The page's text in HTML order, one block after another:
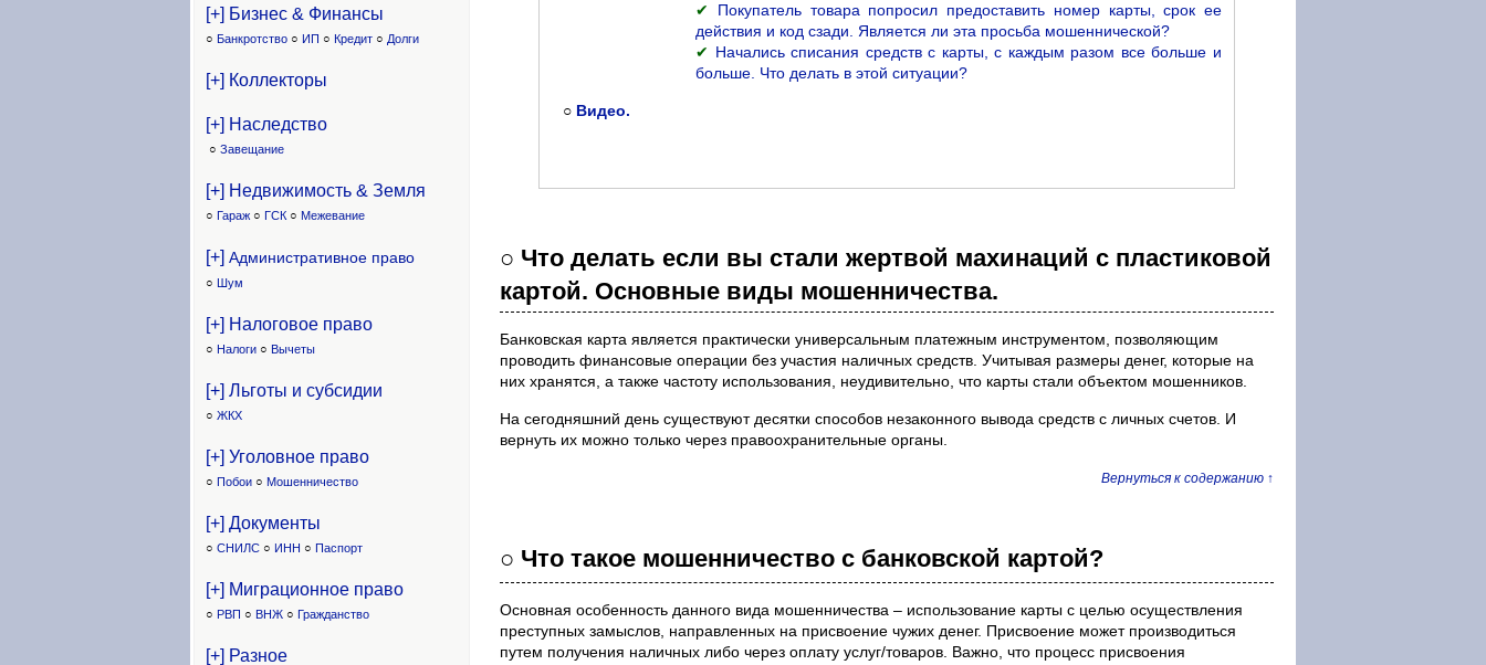
✔ Покупатель товара попросил предоставить номер карты, срок ее
действия и код сзади. Является ли эта просьба мошеннической?
✔ Начались списания средств с карты, с каждым разом все больше и
больше. Что делать в этой ситуации?
○ Видео.
○ Что делать если вы стали жертвой махинаций с пластиковой
картой. Основные виды мошенничества.
Банковская карта является практически универсальным платежным инструментом, позволяющим
проводить финансовые операции без участия наличных средств. Учитывая размеры денег, которые на
них хранятся, а также частоту использования, неудивительно, что карты стали объектом мошенников.
На сегодняшний день существуют десятки способов незаконного вывода средств с личных счетов. И
вернуть их можно только через правоохранительные органы.
Вернуться к содержанию ↑
○ Что такое мошенничество с банковской картой?
Основная особенность данного вида мошенничества – использование карты с целью осуществления
преступных замыслов, направленных на присвоение чужих денег. Присвоение может производиться
путем получения наличных либо через оплату услуг/товаров. Важно, что процесс присвоения
[+] Бизнес & Финансы
○ Банкротство ○ ИП ○ Кредит ○ Долги
[+] Коллекторы
[+] Наследство
○ Завещание
[+] Недвижимость & Земля
○ Гараж ○ ГСК ○ Межевание
[+] Административное право
○ Шум
[+] Налоговое право
○ Налоги ○ Вычеты
[+] Льготы и субсидии
○ ЖКХ
[+] Уголовное право
○ Побои ○ Мошенничество
[+] Документы
○ СНИЛС ○ ИНН ○ Паспорт
[+] Миграционное право
○ РВП ○ ВНЖ ○ Гражданство
[+] Разное